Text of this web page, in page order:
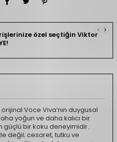
özel seçtiğin Viktor
Voce Viva’nın duygusal
yoğun ve daha kalıcı bir
bir koku deneyimidir.
değil; cesaret, tutku ve